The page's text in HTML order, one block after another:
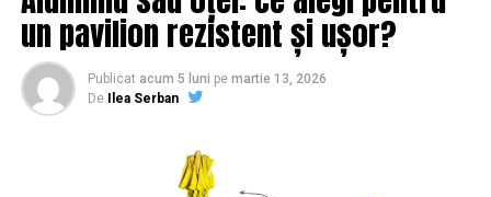
un pavilion rezistent și ușor?
Publicat acum 5 luni pe martie 13, 2026
De
Ilea Serban